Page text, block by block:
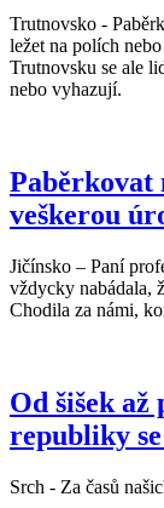
Trutnovsko -
ležet na polích
Trutnovsku se ale
nebo vyhazují.
Paběrkovat
veškerou
Jičínsko – Paní
vždycky nabádala,
Chodila za námi,
Od šišek
republiky
Srch - Za časů